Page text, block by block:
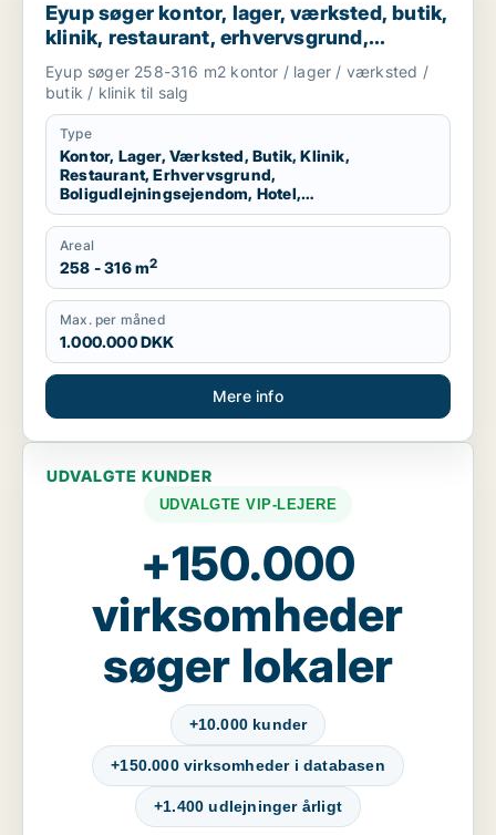
Eyup søger kontor, lager, værksted, butik,
klinik, restaurant, erhvervsgrund,
boligudlejningsejendom, hotel,
produktionslokaler eller garage til salg i
Esbjerg Centrum, Esbjerg Ø eller Esbjerg
N m.fl.
Eyup søger 258-316 m2 kontor / lager / værksted /
butik / klinik til salg
Type
Kontor, Lager, Værksted, Butik, Klinik,
Restaurant, Erhvervsgrund,
Boligudlejningsejendom, Hotel,
Produktionslokaler, Garage
Areal
258 - 316 m2
Max. per måned
1.000.000 DKK
Mere info
UDVALGTE KUNDER
UDVALGTE VIP-LEJERE
+150.000
virksomheder
søger lokaler
+10.000 kunder
+150.000 virksomheder i databasen
+1.400 udlejninger årligt